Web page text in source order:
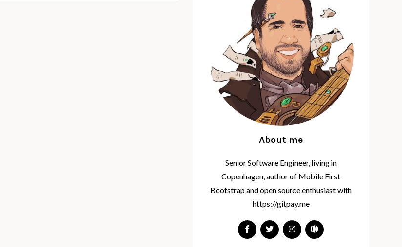
About me
Senior Software Engineer, living in
Copenhagen, author of Mobile First
Bootstrap and open source enthusiast with
https://gitpay.me